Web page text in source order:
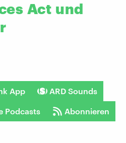
Act und
App ARD Sounds
Podcasts Abonnieren